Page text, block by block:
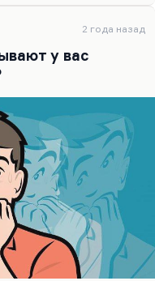
то ли в
строки«четко
плакать и
2 года назад
у вас